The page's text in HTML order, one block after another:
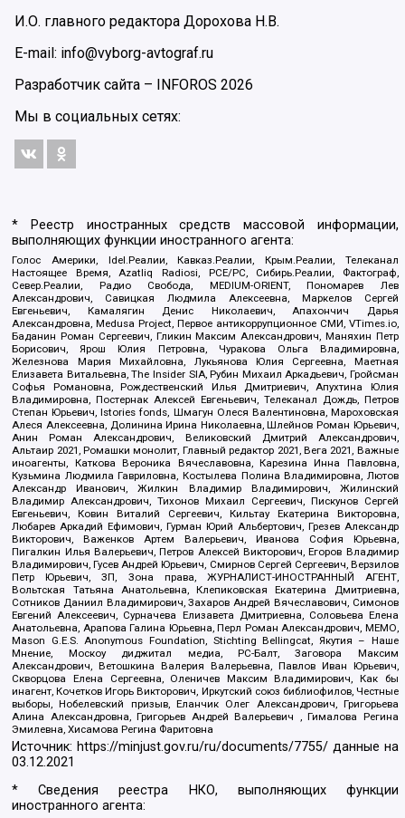
И.О. главного редактора Дорохова Н.В.
E-mail: info@vyborg-avtograf.ru
Разработчик сайта –
INFOROS 2026
Мы в социальных сетях:
* Реестр иностранных средств массовой информации,
выполняющих функции иностранного агента:
Голос Америки, Idel.Реалии, Кавказ.Реалии, Крым.Реалии, Телеканал
Настоящее Время, Azatliq Radiosi, PCE/PC, Сибирь.Реалии, Фактограф,
Север.Реалии, Радио Свобода, MEDIUM-ORIENT, Пономарев Лев
Александрович, Савицкая Людмила Алексеевна, Маркелов Сергей
Евгеньевич, Камалягин Денис Николаевич, Апахончич Дарья
Александровна, Medusa Project, Первое антикоррупционное СМИ, VTimes.io,
Баданин Роман Сергеевич, Гликин Максим Александрович, Маняхин Петр
Борисович, Ярош Юлия Петровна, Чуракова Ольга Владимировна,
Железнова Мария Михайловна, Лукьянова Юлия Сергеевна, Маетная
Елизавета Витальевна, The Insider SIA, Рубин Михаил Аркадьевич, Гройсман
Софья Романовна, Рождественский Илья Дмитриевич, Апухтина Юлия
Владимировна, Постернак Алексей Евгеньевич, Телеканал Дождь, Петров
Степан Юрьевич, Istories fonds, Шмагун Олеся Валентиновна, Мароховская
Алеся Алексеевна, Долинина Ирина Николаевна, Шлейнов Роман Юрьевич,
Анин Роман Александрович, Великовский Дмитрий Александрович,
Альтаир 2021, Ромашки монолит, Главный редактор 2021, Вега 2021, Важные
иноагенты, Каткова Вероника Вячеславовна, Карезина Инна Павловна,
Кузьмина Людмила Гавриловна, Костылева Полина Владимировна, Лютов
Александр Иванович, Жилкин Владимир Владимирович, Жилинский
Владимир Александрович, Тихонов Михаил Сергеевич, Пискунов Сергей
Евгеньевич, Ковин Виталий Сергеевич, Кильтау Екатерина Викторовна,
Любарев Аркадий Ефимович, Гурман Юрий Альбертович, Грезев Александр
Викторович, Важенков Артем Валерьевич, Иванова София Юрьевна,
Пигалкин Илья Валерьевич, Петров Алексей Викторович, Егоров Владимир
Владимирович, Гусев Андрей Юрьевич, Смирнов Сергей Сергеевич, Верзилов
Петр Юрьевич, ЗП, Зона права, ЖУРНАЛИСТ-ИНОСТРАННЫЙ АГЕНТ,
Вольтская Татьяна Анатольевна, Клепиковская Екатерина Дмитриевна,
Сотников Даниил Владимирович, Захаров Андрей Вячеславович, Симонов
Евгений Алексеевич, Сурначева Елизавета Дмитриевна, Соловьева Елена
Анатольевна, Арапова Галина Юрьевна, Перл Роман Александрович, МЕМО,
Mason G.E.S. Anonymous Foundation, Stichting Bellingcat, Якутия – Наше
Мнение, Москоу диджитал медиа, РС-Балт, Заговора Максим
Александрович, Ветошкина Валерия Валерьевна, Павлов Иван Юрьевич,
Скворцова Елена Сергеевна, Оленичев Максим Владимирович, Как бы
инагент, Кочетков Игорь Викторович, Иркутский союз библиофилов, Честные
выборы, Нобелевский призыв, Еланчик Олег Александрович, Григорьева
Алина Александровна, Григорьев Андрей Валерьевич , Гималова Регина
Эмилевна, Хисамова Регина Фаритовна
Источник: https://minjust.gov.ru/ru/documents/7755/ данные на
03.12.2021
* Сведения реестра НКО, выполняющих функции
иностранного агента: